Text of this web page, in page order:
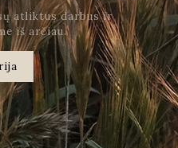
atliktus darbus ir
iš arčiau.